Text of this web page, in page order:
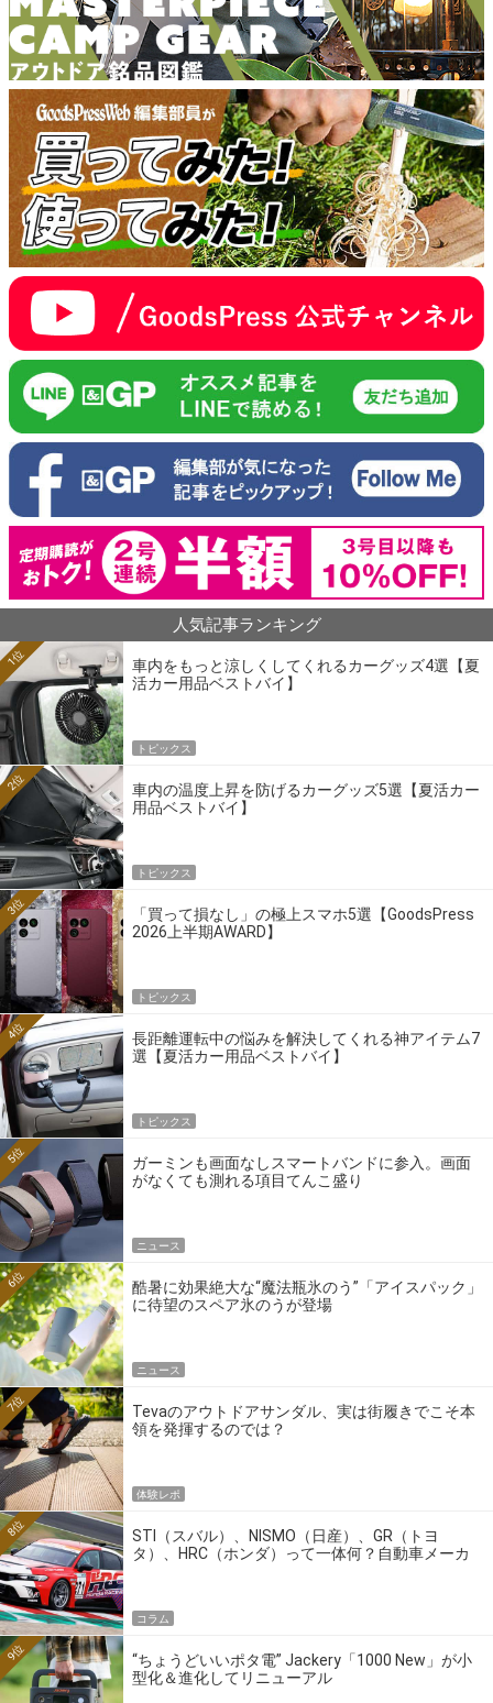
人気記事ランキング
車内をもっと涼しくしてくれるカーグッズ4選【夏
活カー用品ベストバイ】
1位
トピックス
車内の温度上昇を防げるカーグッズ5選【夏活カー
用品ベストバイ】
2位
トピックス
「買って損なし」の極上スマホ5選【GoodsPress
2026上半期AWARD】
3位
トピックス
長距離運転中の悩みを解決してくれる神アイテム7
選【夏活カー用品ベストバイ】
4位
トピックス
ガーミンも画面なしスマートバンドに参入。画面
がなくても測れる項目てんこ盛り
5位
ニュース
酷暑に効果絶大な“魔法瓶氷のう”「アイスパック」
に待望のスペア氷のうが登場
6位
ニュース
Tevaのアウトドアサンダル、実は街履きでこそ本
領を発揮するのでは？
7位
体験レポ
STI（スバル）、NISMO（日産）、GR（トヨ
タ）、HRC（ホンダ）って一体何？自動車メーカ
8位
コラム
“ちょうどいいポタ電” Jackery「1000 New」が小
型化＆進化してリニューアル
9位